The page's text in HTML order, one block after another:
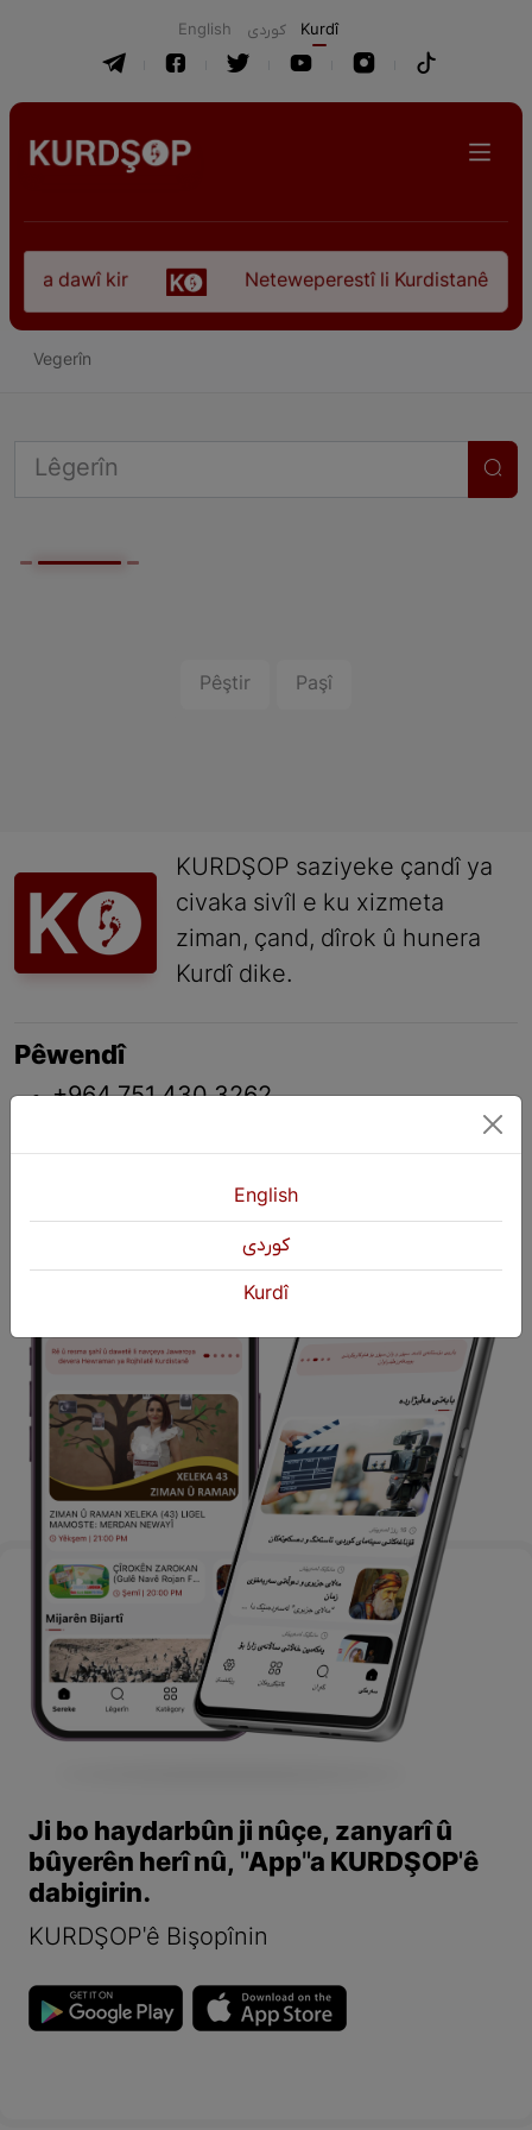
English كوردی Kurdî
dawî kir Neteweperestî li Kurdistanê:
Vegerîn
Pêştir Paşî
KURDŞOP saziyeke çandî ya
civaka sivîl e ku xizmeta
ziman, çand, dîrok û hunera
Kurdî dike.
Pêwendî
+964 751 430 3262
Ji bo haydarbûn ji nûçe, zanyarî û
bûyerên herî nû, "App"a KURDŞOP'ê
dabigirin.
KURDŞOP'ê Bişopînin
English
كوردی
Kurdî